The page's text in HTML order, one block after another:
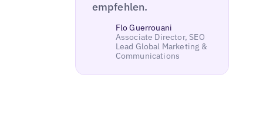
empfehlen.
Flo Guerrouani
Associate Director, SEO
Lead Global Marketing &
Communications